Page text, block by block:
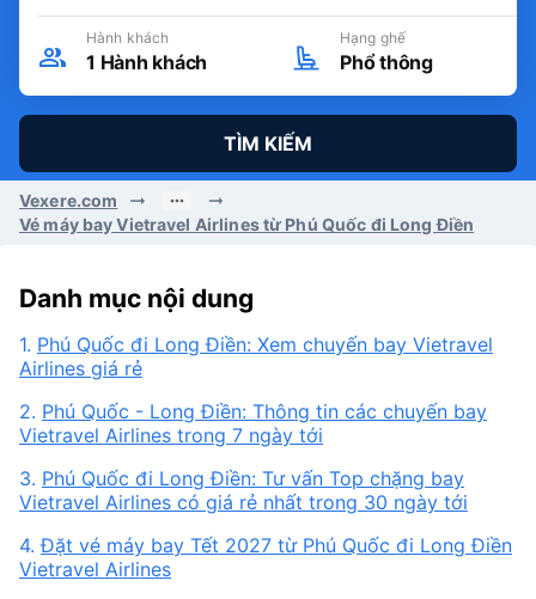
Hành khách
1 Hành khách
Hạng ghế
Phổ thông
TÌM KIẾM
Vexere.com
Vé máy bay Vietravel Airlines từ Phú Quốc đi Long Điền
Danh mục nội dung
1. Phú Quốc đi Long Điền: Xem chuyến bay Vietravel
Airlines giá rẻ
2. Phú Quốc - Long Điền: Thông tin các chuyến bay
Vietravel Airlines trong 7 ngày tới
3. Phú Quốc đi Long Điền: Tư vấn Top chặng bay
Vietravel Airlines có giá rẻ nhất trong 30 ngày tới
4.Đặt vé máy bay Tết 2027 từ Phú Quốc đi Long Điền
Vietravel Airlines